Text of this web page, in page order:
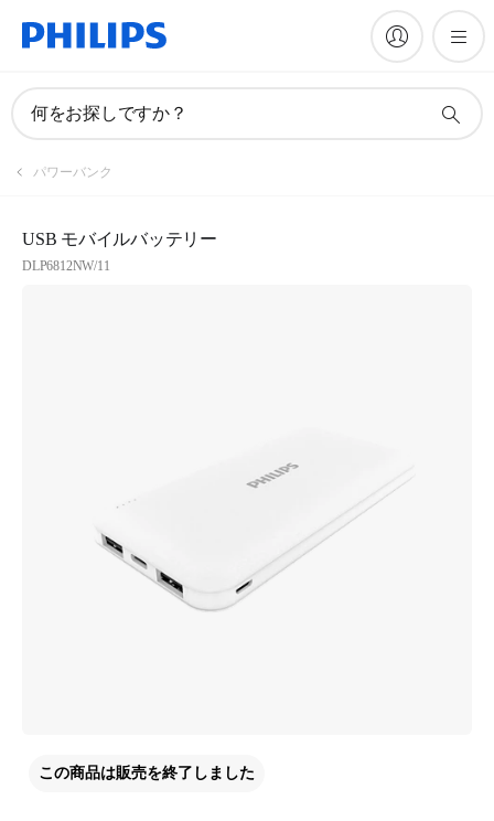
何をお探しですか？
パワーバンク
USB モバイルバッテリー
DLP6812NW/11
この商品は販売を終了しました